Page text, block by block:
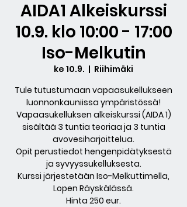
AIDA1 Alkeiskurssi
10.9. klo 10:00 - 17:00
Iso-Melkutin
ke 10.9.
  |
Riihimäki
Tule tutustumaan vapaasukellukseen
luonnonkauniissa ympäristössä!
Vapaasukelluksen alkeiskurssi (AIDA 1)
sisältää 3 tuntia teoriaa ja 3 tuntia
avovesiharjoittelua.
Opit perustiedot hengenpidätyksestä
ja syvyyssukelluksesta.
Kurssi järjestetään Iso-Melkuttimella,
Lopen Räyskälässä.
Hinta 250 eur.